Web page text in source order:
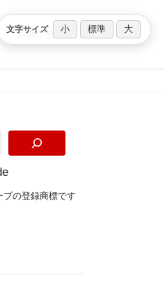
お問い合わせ
の登録商標です
文字サイズ 小 標準 大